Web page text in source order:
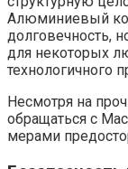
Алюминиевый
долговечность,
для некоторых
технологичного
Несмотря на
обращаться с
мерами